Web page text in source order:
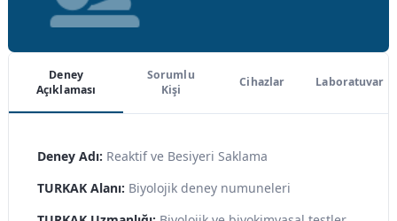
Deney
Açıklaması
Sorumlu
Kişi
Cihazlar Laboratuvar
Deney Adı: Reaktif ve Besiyeri Saklama
TURKAK Alanı: Biyolojik deney numuneleri